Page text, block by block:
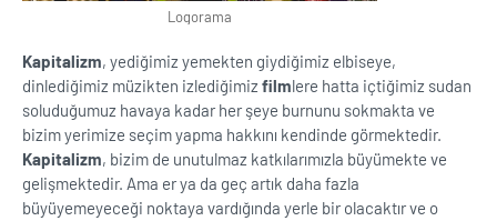
Logorama
Kapitalizm, yediğimiz yemekten giydiğimiz elbiseye,
dinlediğimiz müzikten izlediğimiz filmlere hatta içtiğimiz sudan
soluduğumuz havaya kadar her şeye burnunu sokmakta ve
bizim yerimize seçim yapma hakkını kendinde görmektedir.
Kapitalizm, bizim de unutulmaz katkılarımızla büyümekte ve
gelişmektedir. Ama er ya da geç artık daha fazla
büyüyemeyeceği noktaya vardığında yerle bir olacaktır ve o